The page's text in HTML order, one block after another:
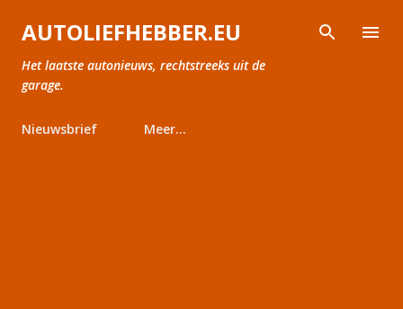
Doorgaan naar hoofdcontent
AUTOLIEFHEBBER.EU
Het laatste autonieuws, rechtstreeks uit de
garage.
Nieuwsbrief Meer…